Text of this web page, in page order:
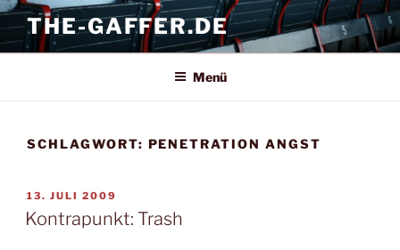
Zum
Inhalt
springen
THE-GAFFER.DE
Menü
SCHLAGWORT: PENETRATION ANGST
VERÖFFENTLICHT
AM
13. JULI 2009
Kontrapunkt: Trash